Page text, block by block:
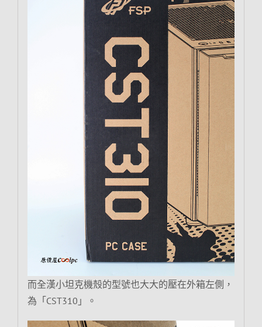
而全漢小坦克機殼的型號也大大的壓在外箱左側，
為「CST310」。